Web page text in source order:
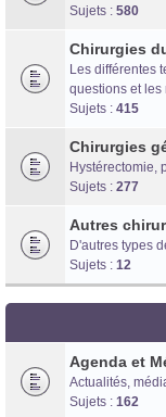
Sujets : 580
Chirurgies
Les différentes
questions et les
Sujets : 415
Chirurgies
Hystérectomie,
Sujets : 277
Autres
D'autres types
Sujets : 12
Agenda et
Actualités,
Sujets : 162